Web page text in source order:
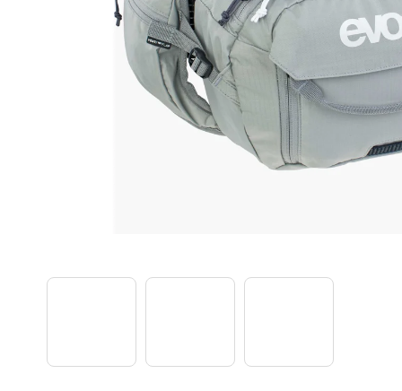
TREK PROCALIBER 8 FURY RED
€1 449